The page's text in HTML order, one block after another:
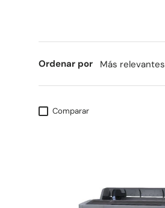
Ordenar por Más relevantes
Comparar